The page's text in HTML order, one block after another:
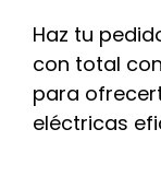
Haz tu
con total
para
eléctricas